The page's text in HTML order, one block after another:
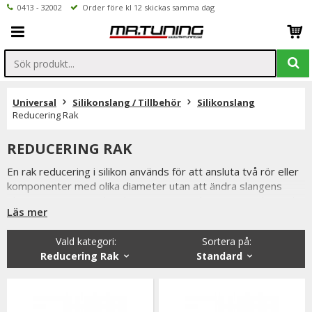
0413 - 32002 Order före kl 12 skickas samma dag
Universal Silikonslang / Tillbehör
Silikonslang
Reducering Rak
REDUCERING RAK
En rak reducering i silikon används för att ansluta två rör eller
komponenter med olika diameter utan att ändra slangens
kylsystem där olika rördimensioner behöver kopplas samman
på ett tätt och driftsäkert sätt.
Rak reducering i silikon är tillverkad av flerskiktsförstärkt
silikon som klarar höga temperaturer, höga laddtryck och
Läs mer
Sortera på:
Standard
Vald kategori:
Reducering Rak